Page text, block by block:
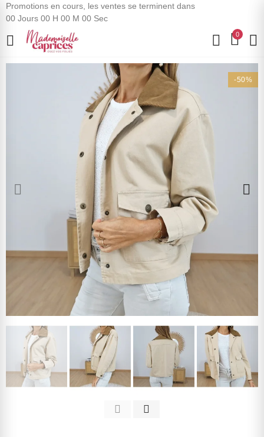
Promotions en cours, les ventes se terminent dans
00 Jours 00 H 00 M 00 Sec
0
-50%